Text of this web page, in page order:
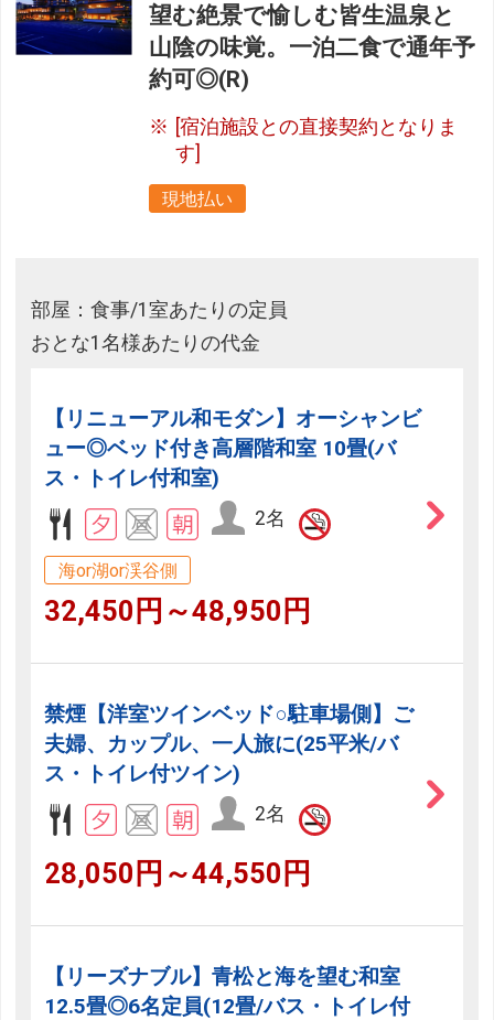
望む絶景で愉しむ皆生温泉と
山陰の味覚。一泊二食で通年予
約可◎(R)
[宿泊施設との直接契約となりま
す]
現地払い
部屋：食事/1室あたりの定員
おとな1名様あたりの代金
【リニューアル和モダン】オーシャンビ
ュー◎ベッド付き高層階和室 10畳(バ
ス・トイレ付和室)
2名
海or湖or渓谷側
32,450円～48,950円
禁煙【洋室ツインベッド○駐車場側】ご
夫婦、カップル、一人旅に(25平米/バ
ス・トイレ付ツイン)
2名
28,050円～44,550円
【リーズナブル】青松と海を望む和室
12.5畳◎6名定員(12畳/バス・トイレ付